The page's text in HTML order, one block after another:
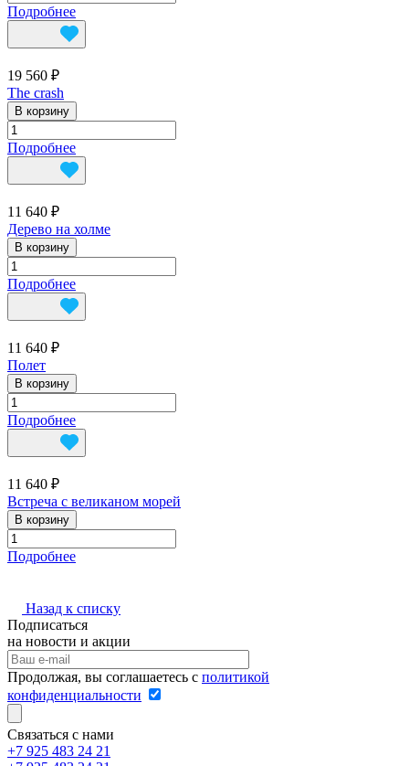
Подробнее
19 560 ₽
The crash
В корзину
Подробнее
11 640 ₽
Дерево на холме
В корзину
Подробнее
11 640 ₽
Полет
В корзину
Подробнее
11 640 ₽
Встреча с великаном морей
В корзину
Подробнее
Назад к списку
Подписаться
на новости и акции
Продолжая, вы соглашаетесь с политикой
конфиденциальности
Связаться с нами
+7 925 483 24 21